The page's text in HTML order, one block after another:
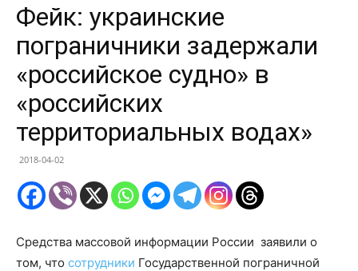
Фейк: украинские
пограничники задержали
«российское судно» в
«российских
территориальных водах»
2018-04-02
Средства массовой информации России заявили о
том, что сотрудники Государственной пограничной